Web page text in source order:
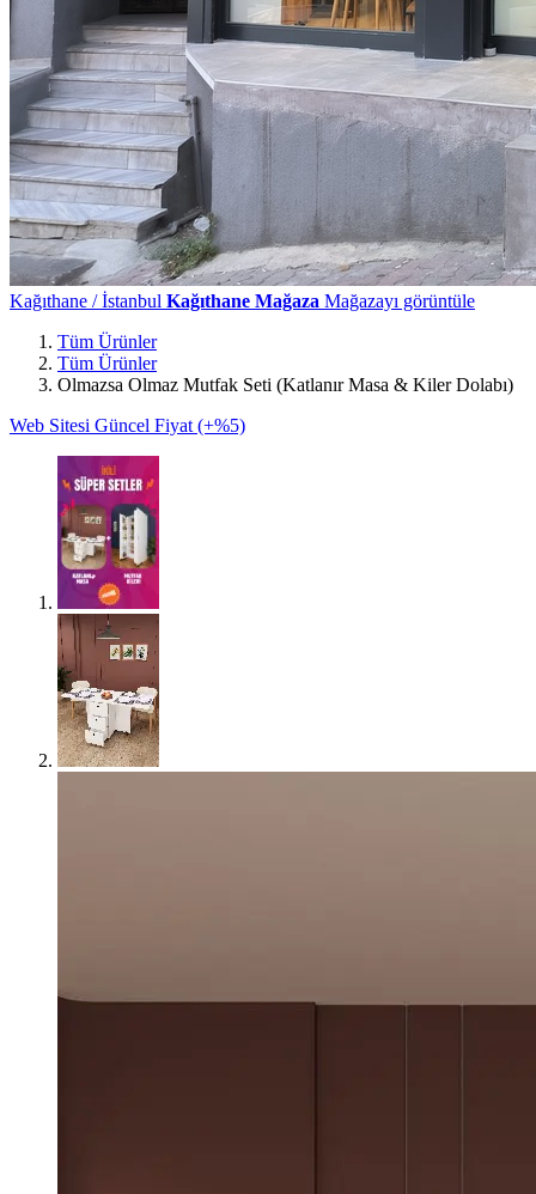
Kağıthane / İstanbul Kağıthane Mağaza Mağazayı görüntüle
Tüm Ürünler
Tüm Ürünler
Olmazsa Olmaz Mutfak Seti (Katlanır Masa & Kiler Dolabı)
Web Sitesi Güncel Fiyat (+%5)